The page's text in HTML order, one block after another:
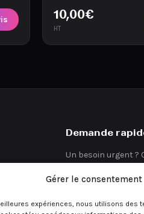
Gérer le consentement
expériences, nous utilisons des
10,00€
HT
Demande
Un besoin urgent ?